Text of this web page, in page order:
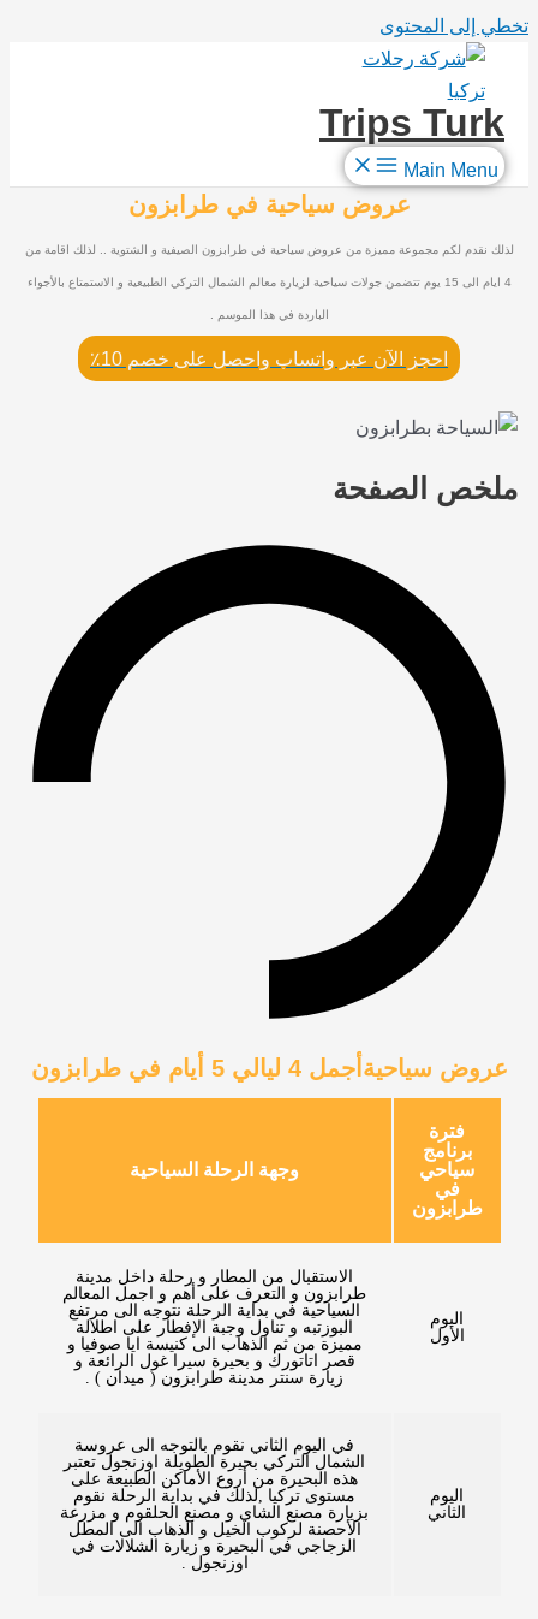
تخطي إلى المحتوى
Trips Turk
Main Menu
عروض سياحية في طرابزون
لذلك نقدم لكم مجموعة مميزة من عروض سياحية في طرابزون الصيفية و الشتوية .. لذلك اقامة من
4 ايام الى 15 يوم تتضمن جولات سياحية لزيارة معالم الشمال التركي الطبيعية و الاستمتاع بالأجواء
الباردة في هذا الموسم .
احجز الآن عبر واتساب واحصل على خصم 10٪
ملخص الصفحة
عروض سياحيةأجمل 4 ليالي 5 أيام في طرابزون
فترة
برنامج
سياحي
في
طرابزون
وجهة الرحلة السياحية
اليوم
الأول
الاستقبال من المطار و رحلة داخل مدينة
طرابزون و التعرف على أهم و اجمل المعالم
السياحية في بداية الرحلة نتوجه الى مرتفع
البوزتبه و تناول وجبة الإفطار على اطلالة
مميزة من ثم الذهاب الى كنيسة ايا صوفيا و
قصر اتاتورك و بحيرة سيرا غول الرائعة و
زيارة سنتر مدينة طرابزون ( ميدان ) .
اليوم
الثاني
في اليوم الثاني نقوم بالتوجه الى عروسة
الشمال التركي بحيرة الطويلة اوزنجول تعتبر
هذه البحيرة من أروع الأماكن الطبيعة على
مستوى تركيا ,لذلك في بداية الرحلة نقوم
بزيارة مصنع الشاي و مصنع الحلقوم و مزرعة
الأحصنة لركوب الخيل و الذهاب الى المطل
الزجاجي في البحيرة و زيارة الشلالات في
اوزنجول .